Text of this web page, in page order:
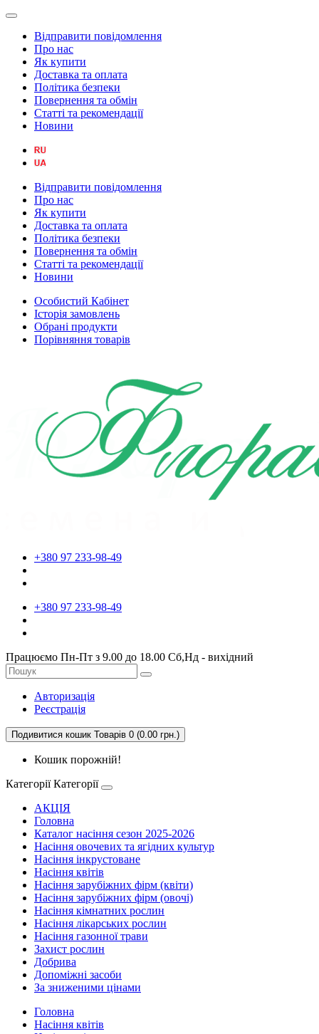
Відправити повідомлення
Про нас
Як купити
Доставка та оплата
Політика безпеки
Повернення та обмін
Статті та рекомендації
Новини
Відправити повідомлення
Про нас
Як купити
Доставка та оплата
Політика безпеки
Повернення та обмін
Статті та рекомендації
Новини
Особистий Кабінет
Історія замовлень
Обрані продукти
Порівняння товарів
+380 97 233-98-49
+380 97 233-98-49
Працюємо Пн-Пт з 9.00 до 18.00 Сб,Нд - вихідний
Авторизація
Реєстрація
Подивитися кошик Товарів 0 (0.00 грн.)
Кошик порожній!
Категорії Категорії
АКЦІЯ
Головна
Каталог насіння сезон 2025-2026
Насіння овочевих та ягідних культур
Насіння інкрустоване
Насіння квітів
Насіння зарубіжних фірм (квіти)
Насіння зарубіжних фірм (овочі)
Насіння кімнатних рослин
Насіння лікарських рослин
Насіння газонної трави
Захист рослин
Добрива
Допоміжні засоби
За зниженими цінами
Головна
Насіння квітів